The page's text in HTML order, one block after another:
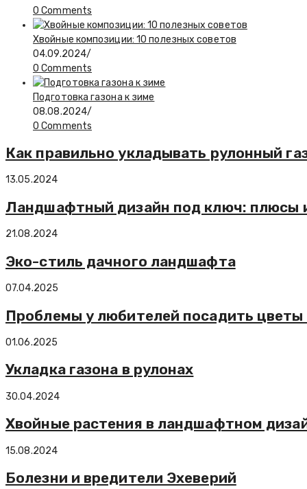
0 Comments
Хвойные композиции: 10 полезных советов
04.09.2024/
0 Comments
Подготовка газона к зиме
08.08.2024/
0 Comments
Как правильно укладывать рулонный
13.05.2024
Ландшафтный дизайн под ключ: плюсы
21.08.2024
Эко-стиль дачного ландшафта
07.04.2025
Проблемы у любителей посадить
01.06.2025
Укладка газона в рулонах
30.04.2024
Хвойные растения в ландшафтном
15.08.2024
Болезни и вредители Эхеверий